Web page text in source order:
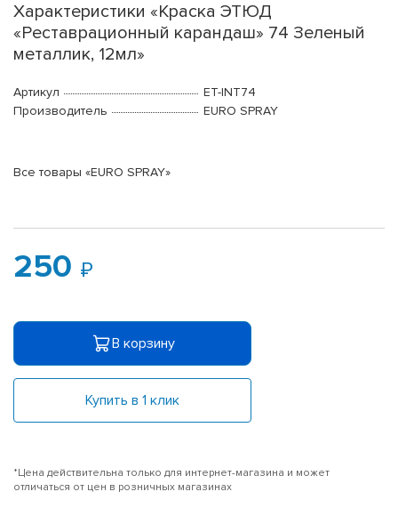
Характеристики «Краска ЭТЮД
«Реставрационный карандаш» 74 Зеленый
металлик, 12мл»
Артикул
ET-INT74
Производитель
EURO SPRAY
Все товары «EURO SPRAY»
250
В корзину
Купить в 1 клик
*Цена действительна только для интернет-магазина и может
отличаться от цен в розничных магазинах